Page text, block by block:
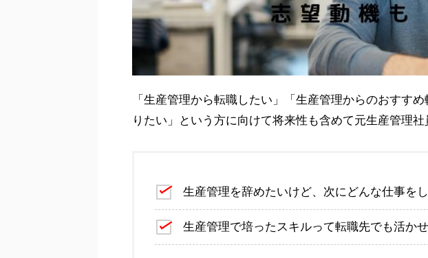
「生産管理から転職したい」「生産管理からのおすす
りたい」という方に向けて将来性も含めて元生産管理社
生産管理を辞めたいけど、次にどんな仕事を
生産管理で培ったスキルって転職先でも活か